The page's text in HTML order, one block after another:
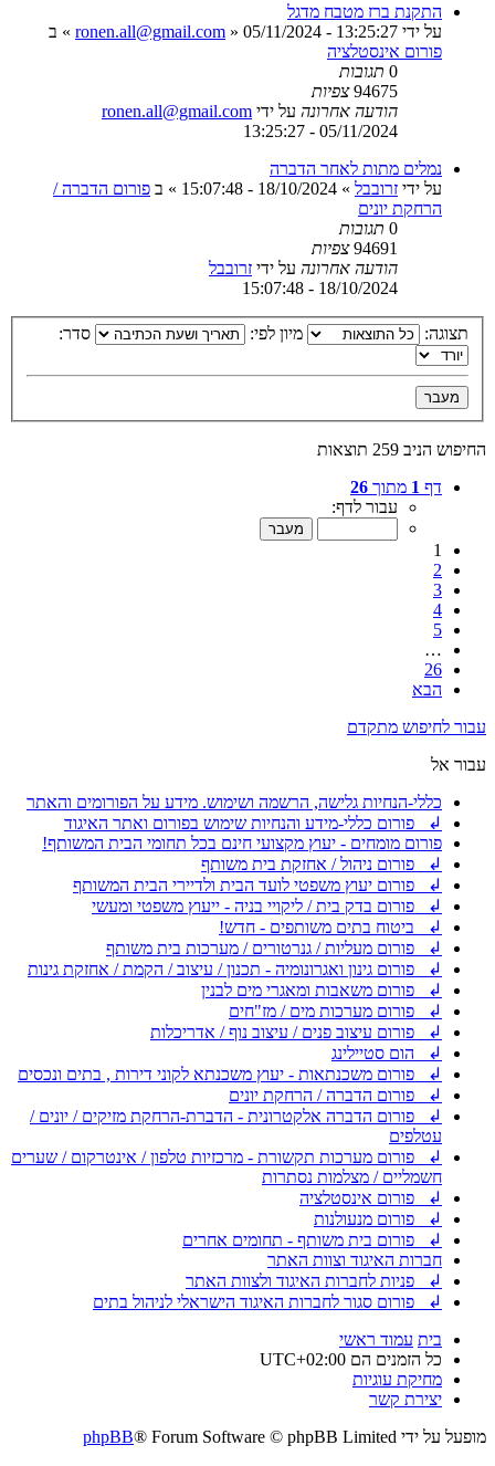
התקנת ברז מטבח מדגל
על ידי
ronen.all@gmail.com » 05/11/2024 - 13:25:27
» ב
פורום אינסטלציה
0 תגובות
94675 צפיות
הודעה אחרונה על ידי ronen.all@gmail.com
05/11/2024 - 13:25:27
נמלים מתות לאחר הדברה
על ידי זרובבל »
18/10/2024 - 15:07:48 » ב פורום הדברה /
הרחקת יונים
0 תגובות
94691 צפיות
הודעה אחרונה על ידי זרובבל
18/10/2024 - 15:07:48
תצוגה: מיון לפי: סדר:
החיפוש הניב 259 תוצאות
דף 1 מתוך 26
עבור לדף:
1
2
3
4
5
…
26
הבא
עבור לחיפוש מתקדם
עבור אל
כללי-הנחיות גלישה, הרשמה ושימוש. מידע על הפורומים והאתר
↲ פורום כללי-מידע והנחיות שימוש בפורום ואתר האיגוד
פורום מומחים - יעוץ מקצועי חינם בכל תחומי הבית המשותף!
↲ פורום ניהול / אחזקת בית משותף
↲ פורום יעוץ משפטי לועד הבית ולדיירי הבית המשותף
↲ פורום בדק בית / ליקויי בניה - ייעוץ משפטי ומעשי
↲ ביטוח בתים משותפים - חדש!
↲ פורום מעליות / גנרטורים / מערכות בית משותף
↲ פורום גינון ואגרונומיה - תכנון / עיצוב / הקמת / אחזקת גינות
↲ פורום משאבות ומאגרי מים לבנין
↲ פורום מערכות מים / מז"חים
↲ פורום עיצוב פנים / עיצוב נוף / אדריכלות
↲ הום סטיילינג
↲ פורום משכנתאות - יעוץ משכנתא לקוני דירות , בתים ונכסים
↲ פורום הדברה / הרחקת יונים
↲ פורום הדברה אלקטרונית - הדברת-הרחקת מזיקים / יונים /
עטלפים
↲ פורום מערכות תקשורת - מרכזיות טלפון / אינטרקום / שערים
חשמליים / מצלמות נסתרות
↲ פורום אינסטלציה
↲ פורום מנעולנות
↲ פורום בית משותף - תחומים אחרים
חברות האיגוד וצוות האתר
↲ פניות לחברות האיגוד ולצוות האתר
↲ פורום סגור לחברות האיגוד הישראלי לניהול בתים
בית עמוד ראשי
כל הזמנים הם UTC+02:00
מחיקת עוגיות
יצירת קשר
מופעל על ידי
phpBB® Forum Software © phpBB Limited